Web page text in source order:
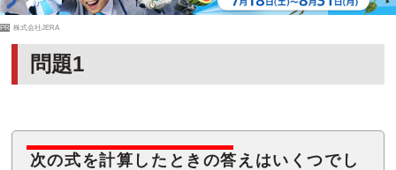
PR 株式会社JERA
問題1
次の式を計算したときの答えはいくつでし